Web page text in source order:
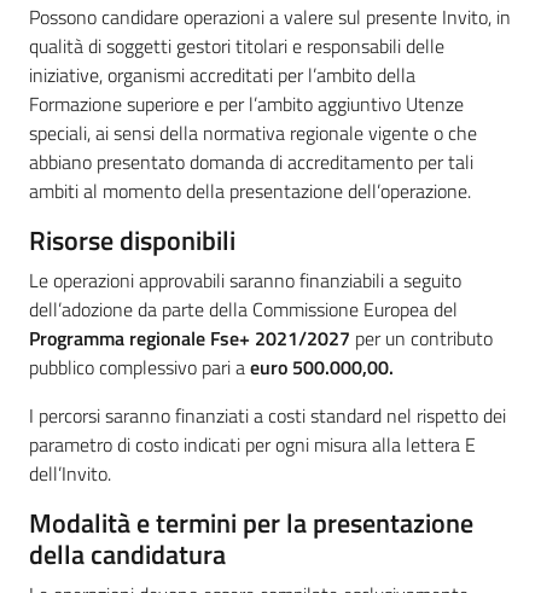
Possono candidare operazioni a valere sul presente Invito, in
qualità di soggetti gestori titolari e responsabili delle
iniziative, organismi accreditati per l’ambito della
Formazione superiore e per l’ambito aggiuntivo Utenze
speciali, ai sensi della normativa regionale vigente o che
abbiano presentato domanda di accreditamento per tali
ambiti al momento della presentazione dell’operazione.
Risorse disponibili
Le operazioni approvabili saranno finanziabili a seguito
dell’adozione da parte della Commissione Europea del
Programma regionale Fse+ 2021/2027 per un contributo
pubblico complessivo pari aeuro 500.000,00.
I percorsi saranno finanziati a costi standard nel rispetto dei
parametro di costo indicati per ogni misura alla lettera E
dell’Invito.
Modalità e termini per la presentazione
della candidatura